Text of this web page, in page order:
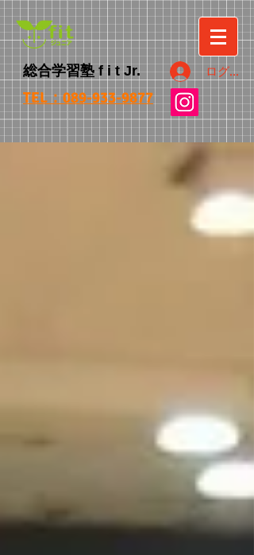
総合学習塾 f i t Jr. ログイン
TEL：089-933-9877